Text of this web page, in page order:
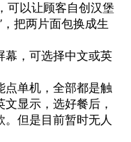
可以让顾客自创汉堡
把两片面包换成生
幕，可选择中文或英
点单机，全部都是触
显示，选好餐后，
但是目前暂时无人